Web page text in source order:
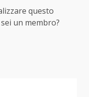
questo
un membro?